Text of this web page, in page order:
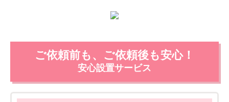
ご依頼前も、ご依頼後も安心！
安心設置サービス